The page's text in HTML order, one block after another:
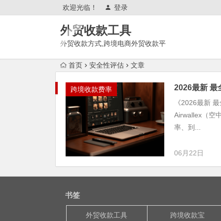
欢迎光临！ 登录
外贸收款工具
外贸收款方式,跨境电商外贸收款平
逊,tk,tiktok,temu特姆,东南亚
首页 安全性评估 文章
跨境收款费率 2026最新 最
《2026最新
Airwallex（空
率、到...
06月22日
书签
外贸收款工具 跨境收款宝